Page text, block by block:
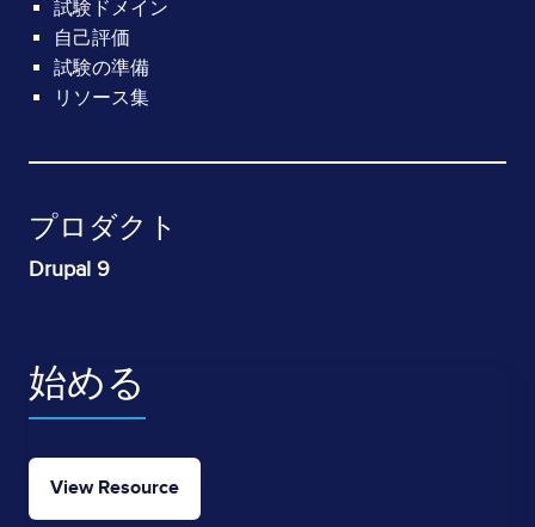
試験ドメイン
自己評価
試験の準備
リソース集
プロダクト
Drupal 9
始める
View Resource